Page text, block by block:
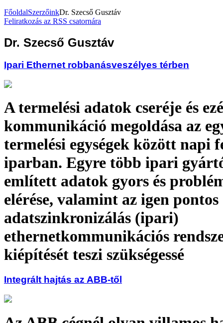
FőoldalSzerzőinkDr. Szecső Gusztáv
Feliratkozás az RSS csatornára
Dr. Szecső Gusztáv
Ipari Ethernet robbanásveszélyes térben
A termelési adatok cseréje és
kommunikáció megoldása az
termelési egységek között napi
iparban. Egyre több ipari
említett adatok gyors és
elérése, valamint az igen pontos
adatszinkronizálás (ipari)
ethernetkommunikációs
kiépítését teszi szükségessé
Integrált hajtás az ABB-től